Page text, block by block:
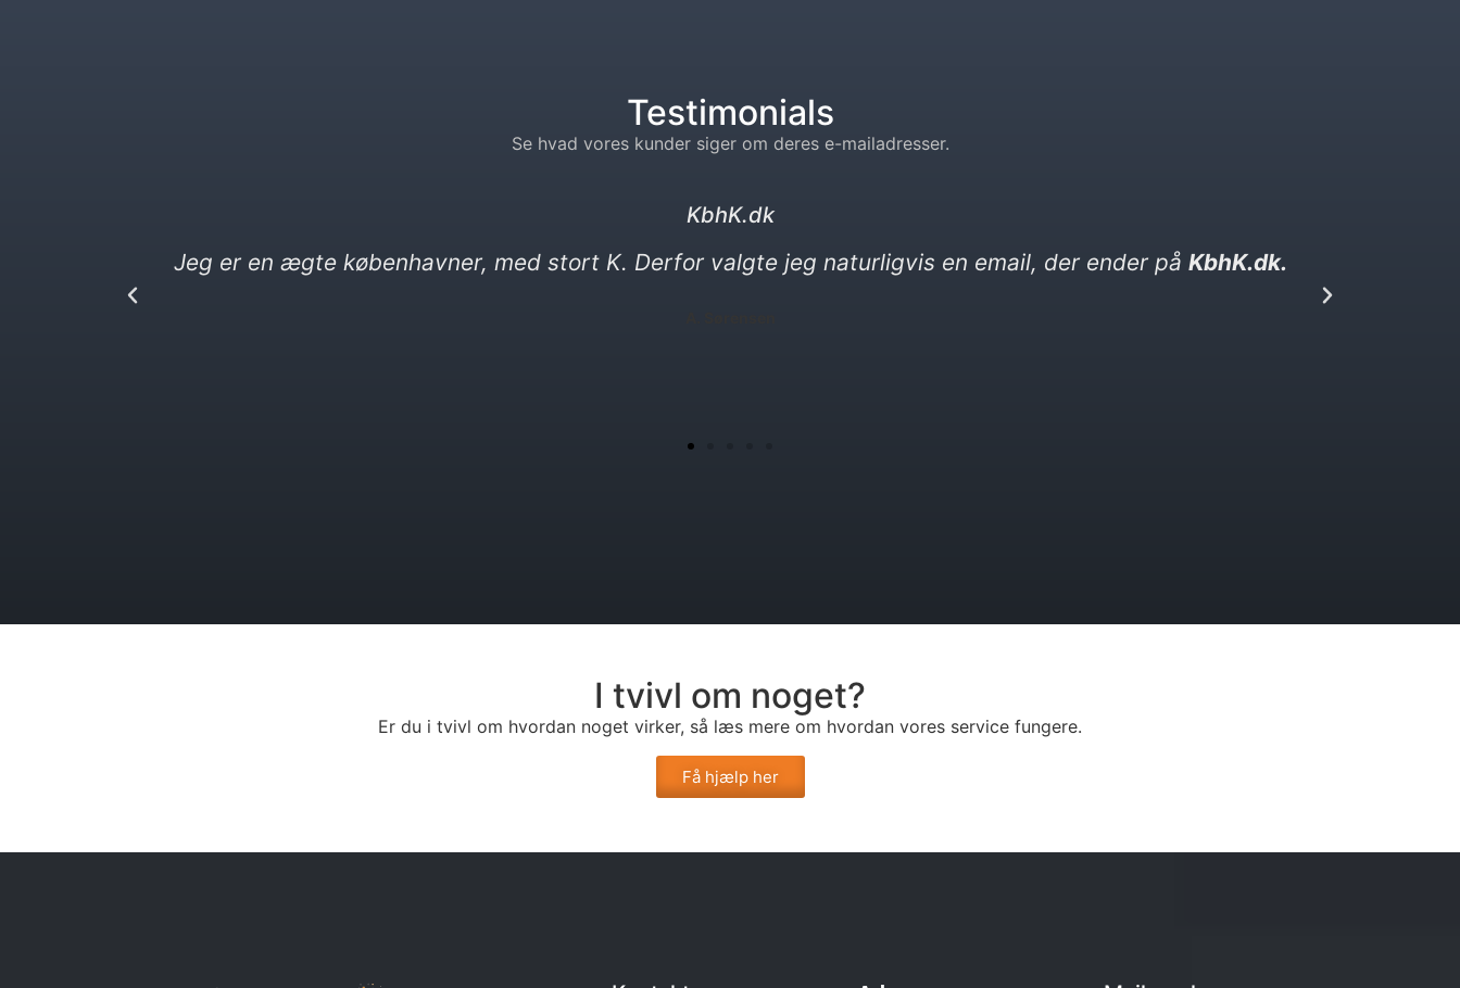
Testimonials
Se hvad vores kunder siger om deres e-mailadresser.
kebabser. dk
Jeg elsker kebab og vittigheder. Min nye e-mail må gerne være en vittighed. Den ender på kebabser. dk​
I tvivl om noget?
Er du i tvivl om hvordan noget virker, så læs mere om hvordan vores service fungere.
Få hjælp her